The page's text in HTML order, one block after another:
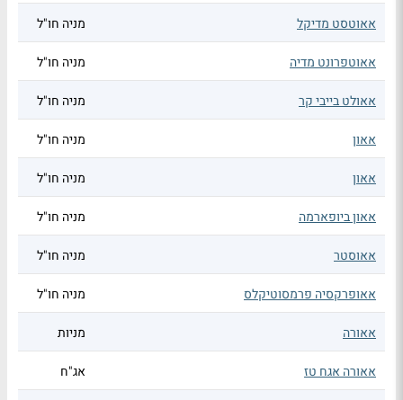
אאוטסט מדיקל מניה חו"ל
אאוטפרונט מדיה מניה חו"ל
אאולט בייבי קר מניה חו"ל
אאון מניה חו"ל
אאון מניה חו"ל
אאון ביופארמה מניה חו"ל
אאוסטר מניה חו"ל
אאופרקסיה פרמסוטיקלס מניה חו"ל
אאורה מניות
אאורה אגח טז אג"ח